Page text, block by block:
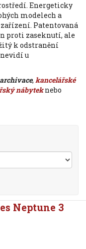
Energeticky
modelech a
Patentovaná
proti zaseknutí, ale
k odstranění
u
archivace, kancelářské
nábyteknebo
Neptune 3